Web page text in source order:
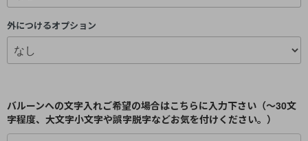
外につけるオプション
バルーンへの文字入れご希望の場合はこちらに入力下さい（～30文
字程度、大文字小文字や誤字脱字などお気を付けください。）